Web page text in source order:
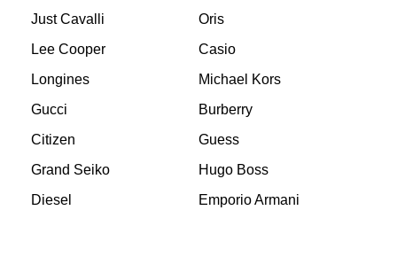
Just Cavalli
Oris
Lee Cooper
Casio
Longines
Michael Kors
Gucci
Burberry
Citizen
Guess
Grand Seiko
Hugo Boss
Diesel
Emporio Armani